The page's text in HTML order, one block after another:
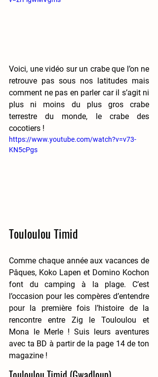
Voici, une vidéo sur un crabe que l’on ne
retrouve pas sous nos latitudes mais
comment ne pas en parler car il s’agit ni
plus ni moins du plus gros crabe
terrestre du monde, le crabe des
cocotiers !
https://www.youtube.com/watch?v=v73-
KN5cPgs
Touloulou Timid
Comme chaque année aux vacances de
Pâques, Koko Lapen et Domino Kochon
font du camping à la plage. C’est
l’occasion pour les compères d’entendre
pour la première fois l’histoire de la
rencontre entre Zig le Touloulou et
Mona le Merle ! Suis leurs aventures
avec ta BD à partir de la page 14 de ton
magazine !